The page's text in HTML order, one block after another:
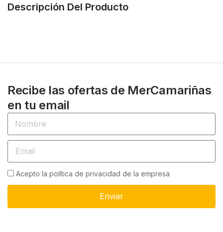
Descripción Del Producto
Recibe las ofertas de MerCamariñas
en tu email
Acepto la política de privacidad de la empresa
Enviar